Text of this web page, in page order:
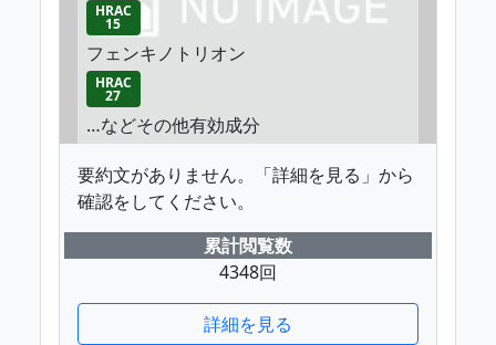
HRAC
15
フェンキノトリオン
HRAC
27
…などその他有効成分
要約文がありません。「詳細を見る」から
確認をしてください。
累計閲覧数
4348回
詳細を見る